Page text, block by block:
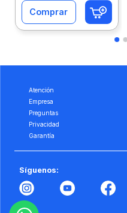
Comprar
Atención
Empresa
Preguntas
Privacidad
Garantía
Síguenos: